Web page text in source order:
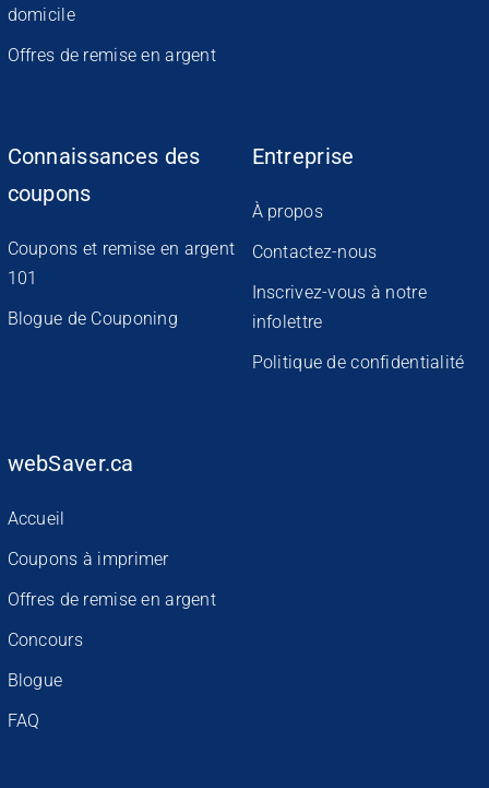
domicile
Offres de remise en argent
Connaissances des
coupons
Coupons et remise en argent
101
Blogue de Couponing
Entreprise
À propos
Contactez-nous
Inscrivez-vous à notre
infolettre
Politique de confidentialité
webSaver.ca
Accueil
Coupons à imprimer
Offres de remise en argent
Concours
Blogue
FAQ